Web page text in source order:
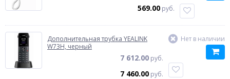
569.00 руб.
Дополнительная трубка YEALINK
W73H, черный
7 612.00 руб.
7 460.00 руб.
Нет в наличии